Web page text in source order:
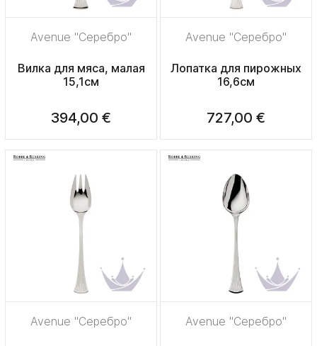
Avenue "Серебро"
Вилка для мяса, малая
15,1см
394,00 €
Avenue "Серебро"
Лопатка для пирожных
16,6см
727,00 €
Avenue "Серебро" Avenue "Серебро"